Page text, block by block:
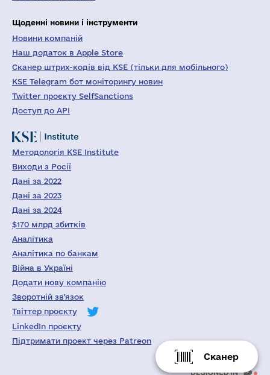
Сканер
Щоденні новини і інструменти
Новини компаній
Наш додаток в Apple Store
Сканер штрих-кодів від KSE (тільки для мобільного)
KSE Telegram бот моніторингу новин
Twitter проєкту SelfSanctions
Доступ до API
Методологія KSE Institute
Виходи з Росії
Дані за 2022
Дані за 2023
Дані за 2024
$170 млрд збитків
Аналітика
Аналітика по банкам
Війна в Україні
Додати нову компанію
Зворотній зв'язок
Твіттер проєкту
LinkedIn проєкту
Підтримати проект через Patreon